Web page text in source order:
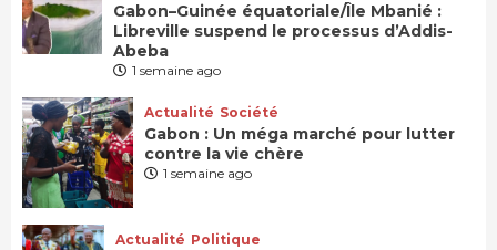
Gabon–Guinée équatoriale/Île Mbanié :
Libreville suspend le processus d’Addis-
Abeba
1 semaine ago
Actualité Société
Gabon : Un méga marché pour lutter
contre la vie chère
1 semaine ago
Actualité Politique